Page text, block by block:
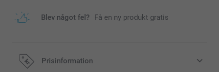
Blev något fel? Få en ny produkt gratis
Prisinformation